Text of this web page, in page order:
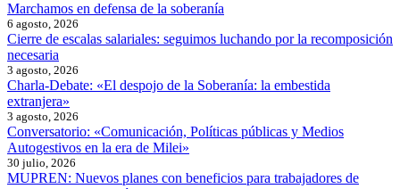
Marchamos en defensa de la soberanía
6 agosto, 2026
Cierre de escalas salariales: seguimos luchando por la recomposición
necesaria
3 agosto, 2026
Charla-Debate: «El despojo de la Soberanía: la embestida
extranjera»
3 agosto, 2026
Conversatorio: «Comunicación, Políticas públicas y Medios
Autogestivos en la era de Milei»
30 julio, 2026
MUPREN: Nuevos planes con beneficios para trabajadores de